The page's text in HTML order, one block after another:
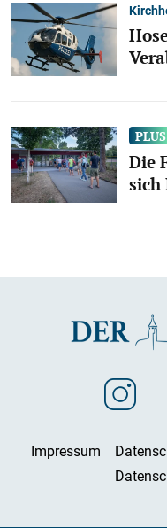
Die
sich
Impressum